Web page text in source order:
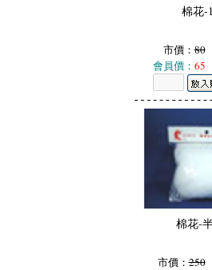
棉花-
市價：80
會員價： 65
棉花-
市價：250